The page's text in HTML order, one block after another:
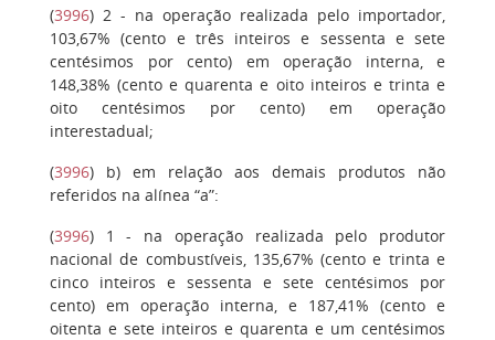
(3996) 2 - na operação realizada pelo importador,
103,67% (cento e três inteiros e sessenta e sete
centésimos por cento) em operação interna, e
148,38% (cento e quarenta e oito inteiros e trinta e
oito centésimos por cento) em operação
interestadual;
(3996) b) em relação aos demais produtos não
referidos na alínea “a”:
(3996) 1
- na operação realizada pelo produtor
nacional de combustíveis, 135,67% (cento e trinta e
cinco inteiros e sessenta e sete centésimos por
cento) em operação interna, e 187,41% (cento e
oitenta e sete inteiros e quarenta e um centésimos